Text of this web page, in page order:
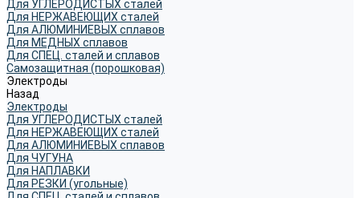
Для УГЛЕРОДИСТЫХ сталей
Для НЕРЖАВЕЮЩИХ сталей
Для АЛЮМИНИЕВЫХ сплавов
Для МЕДНЫХ сплавов
Для СПЕЦ. сталей и сплавов
Самозащитная (порошковая)
Электроды
Назад
Электроды
Для УГЛЕРОДИСТЫХ сталей
Для НЕРЖАВЕЮЩИХ сталей
Для АЛЮМИНИЕВЫХ сплавов
Для ЧУГУНА
Для НАПЛАВКИ
Для РЕЗКИ (угольные)